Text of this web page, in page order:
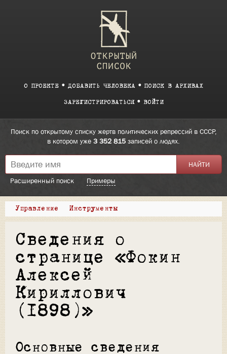
О ПРОЕКТЕ ДОБАВИТЬ ЧЕЛОВЕКА ПОИСК В АРХИВАХ
ЗАРЕГИСТРИРОВАТЬСЯ ВОЙТИ
Поиск по открытому списку жертв политических репрессий в СССР,
в котором уже 3 352 815 записей о людях.
Расширенный поиск Примеры
Управление Инструменты
Сведения о
странице «Фокин
Алексей
Кириллович
(1898)»
Основные сведения